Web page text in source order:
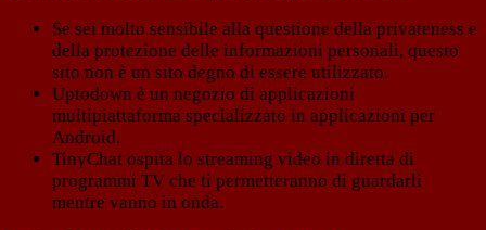
Se sei molto sensibile alla questione della privateness e
della protezione delle informazioni personali, questo
sito non è un sito degno di essere utilizzato.
Uptodown è un negozio di applicazioni
multipiattaforma specializzato in applicazioni per
Android.
TinyChat ospita lo streaming video in diretta di
programmi TV che ti permetteranno di guardarli
mentre vanno in onda.